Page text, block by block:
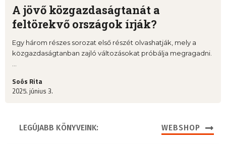
A jövő közgazdaságtanát a
feltörekvő országok írják?
Egy három részes sorozat első részét olvashatják, mely a
közgazdaságtanban zajló változásokat próbálja megragadni.
Soós Rita
2025. június 3.
LEGÚJABB KÖNYVEINK: WEBSHOP